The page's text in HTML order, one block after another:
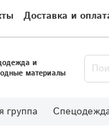
Доставка и
и
материалы
группа